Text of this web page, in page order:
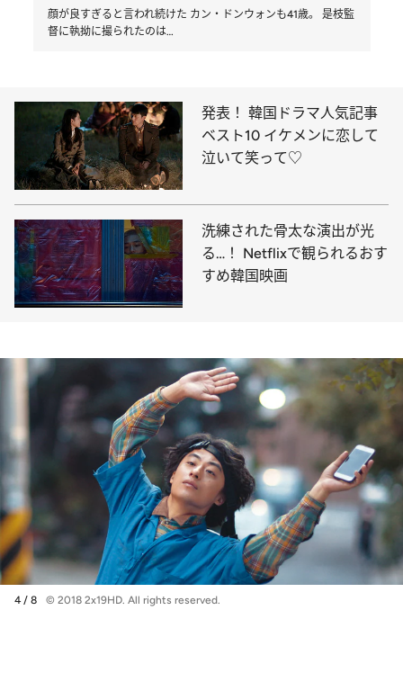
顔が良すぎると言われ続けた カン・ドンウォンも41歳。 是枝監
督に執拗に撮られたのは…
発表！ 韓国ドラマ人気記事
ベスト10 イケメンに恋して
泣いて笑って♡
洗練された骨太な演出が光
る…！ Netflixで観られるおす
すめ韓国映画
4 / 8 © 2018 2x19HD. All rights reserved.